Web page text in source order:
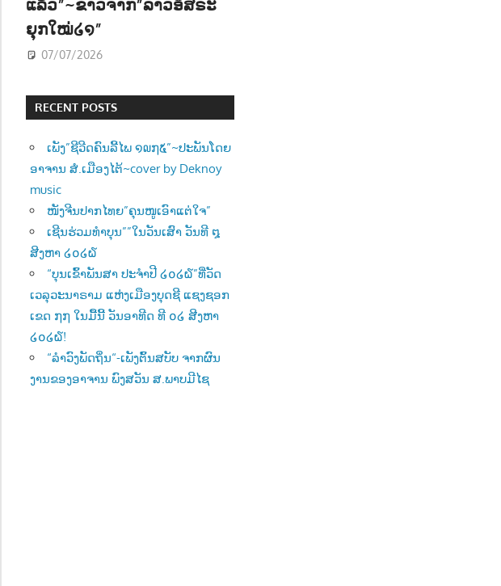
ຍຸກໃໝ່໒໑”
07/07/2026
RECENT POSTS
ເພັງ”ຊີວີດຄົນລີ້ໄພ ໑໙໗໕”~ປະພັນໂດຍ
ອາຈານ ສໍ.ເມືອງໄຕ້~cover by Deknoy
music
ໜັງຈີນປາກໄທຍ”ຄຸນໜູເອົາແຕ່ໃຈ”
ເຊີນຮ່ວມທຳບຸນ””ໃນວັນເສົາ ວັນທີ ໘
ສີງຫາ ໒໐໒໖
“ບຸນເຂົ້າພັນສາ ປະຈຳປີ ໒໐໒໖”ທີ່ວັດ
ເວລຸວະນາຣາມ ແຫ່ງເມືອງບຸດຊີ ແຊງຊອກ
ເຂດ ໗໗ ໃນມື້ນີ້ ວັນອາທີດ ທີ ໐໒ ສີງຫາ
໒໐໒໖!
“ລຳວົງພັດຖິ່ນ“-ເພັງຕົ້ນສບັບ ຈາກຜົນ
ງານຂອງອາຈານ ພົງສວັນ ສ.ພາບມີໄຊ